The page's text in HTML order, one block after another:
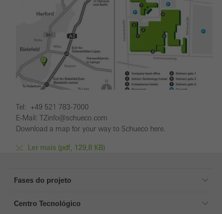
Tel: +49 521 783-7000
E-Mail: TZinfo@schueco.com
Download a map for your way to Schueco here.
Ler mais (pdf, 129,8 KB)
Fases do projeto
Centro Tecnológico